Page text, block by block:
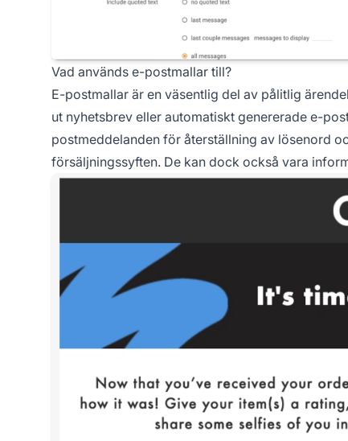
Vad används e-postmallar till?
E-postmallar är en väsentlig del av pålitlig
ut nyhetsbrev eller automatiskt genererade e-
postmeddelanden för återställning av lösenord
försäljningssyften. De kan dock också vara